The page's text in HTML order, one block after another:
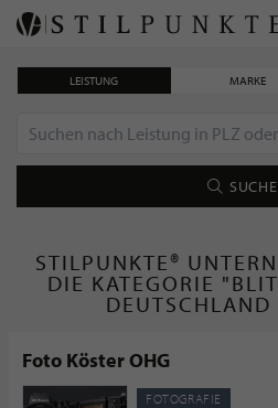
LEISTUNG MARKE
STILPUNKTE®
DIE KATEGORIE
DEUTSCHLAND
Foto Köster OHG
FOTOGRAFIE